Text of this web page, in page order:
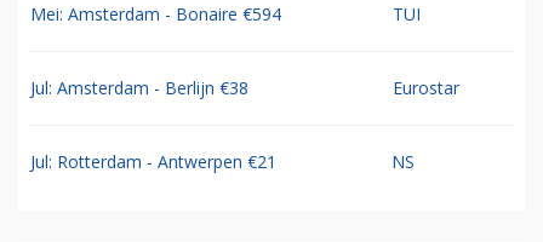
Mei: Amsterdam - Bonaire €594 TUI
Jul: Amsterdam - Berlijn €38 Eurostar
Jul: Rotterdam - Antwerpen €21 NS